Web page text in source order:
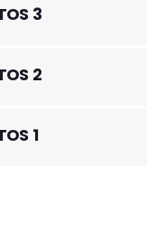
1
2
3